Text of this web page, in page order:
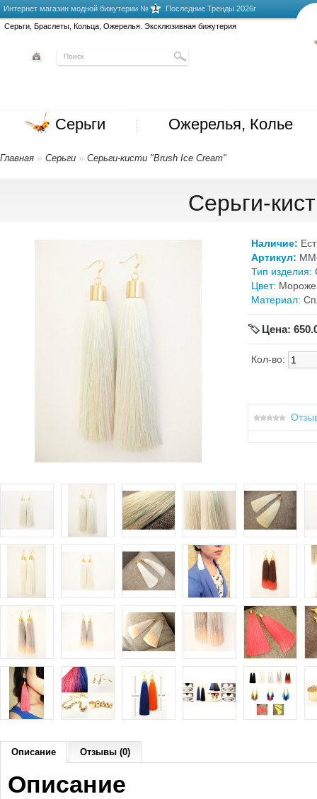
Интернет магазин модной бижутерии № 1 Последние Тренды 2026г
Серьги, Браслеты, Кольца, Ожерелья. Эксклюзивная бижутерия
Серьги Ожерелья, Колье
Главная » Серьги » Серьги-кисти "Brush Ice Cream"
Серьги-
Наличие:
Артикул:
Тип изделия:
Цвет:
Материал:
Цена:
Кол-во:
Описание Отзывы (0)
Описание